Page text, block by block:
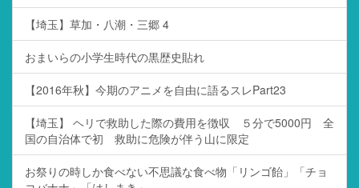
【埼玉】草加・八潮・三郷 4
おまいらの小学生時代の黒歴史貼れ
【2016年秋】今期のアニメを自由に語るスレPart23
【埼玉】 ヘリで救助した際の費用を徴収 ５分で5000円 全
国の自治体で初 救助に危険が伴う山に限定
お祭りの時しか食べない不思議な食べ物「リンゴ飴」「チョ